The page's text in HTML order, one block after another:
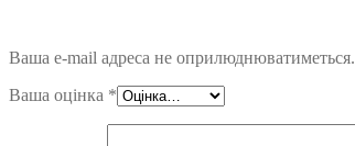
Ваша e-mail адреса не оприлюднюватиметься.
Ваша оцінка *